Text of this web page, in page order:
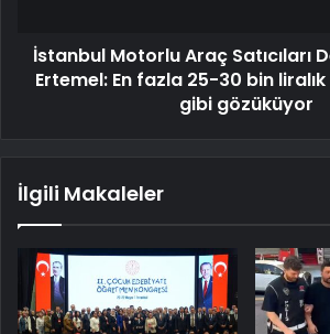
İstanbul Motorlu Araç Satıcıları
Ertemel: En fazla 25-30 bin
gibi gözüküyor
İlgili Makaleler